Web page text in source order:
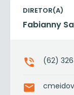
DIRETOR(A)
Fabianny
(62)